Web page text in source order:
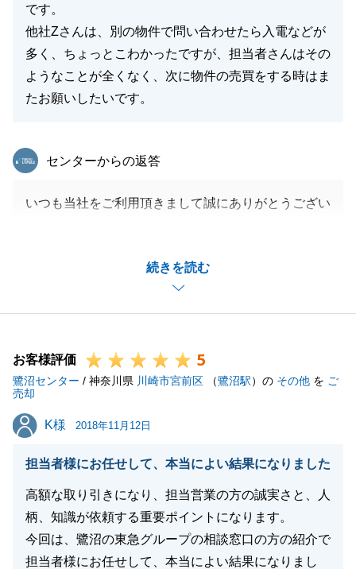
です。
他社Zさんは、別の物件で問い合わせたら入電などが
多く、ちょっとこわかったですが、担当者さんはその
ようなことが全くなく、次に物件の売買をする時はま
たお願いしたいです。
続きを読む
東急リバブル
センターからの返答
いつも当社をご利用頂きまして誠にありがとうござい
今後は是非売買部門もたくさんご利用頂ければ幸いで
その際はご指名頂けますと嬉しいです。
お客様評価 5
鷺沼センター / 神奈川県 川崎市宮前区 （鷺沼駅）の その他 を ご
売却
K様
K様 2018年11月12日
担当者様にお任せして、本当によい結果になりました
高額な取り引きになり、担当営業の方の誠実さと、人
柄、知識が依頼する重要ポイントになります。
今回は、鷺沼の東急グループの相談窓口の方の紹介で
担当者様にお任せして、本当によい結果になりまし